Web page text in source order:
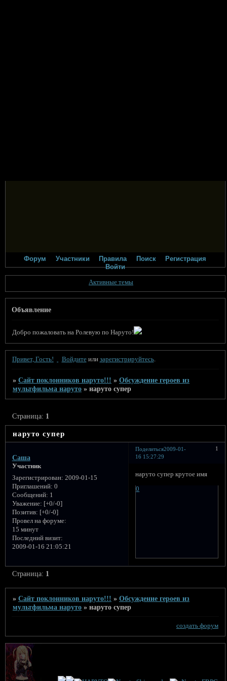
Форум Участники Правила Поиск
Регистрация
Войти
Активные темы
Объявление
Добро пожаловать на Ролевую по Наруто!
Привет, Гость! Войдитеили зарегистрируйтесь.
»Сайт поклонников наруто!!! »Обсуждение героев из
мультфильма наруто »наруто супер
наруто супер
Страница: 1
Поделиться 1
2009-01-
16 15:27:29
Саша
Участник
Зарегистрирован: 2009-01-15
Приглашений: 0
Сообщений: 1
Уважение: [+0/-0]
Позитив: [+0/-0]
Провел на форуме:
15 минут
Последний визит:
2009-01-16 21:05:21
наруто супер крутое имя
0
Страница: 1
»Сайт поклонников наруто!!! »Обсуждение героев из
мультфильма наруто »наруто супер
создать форум